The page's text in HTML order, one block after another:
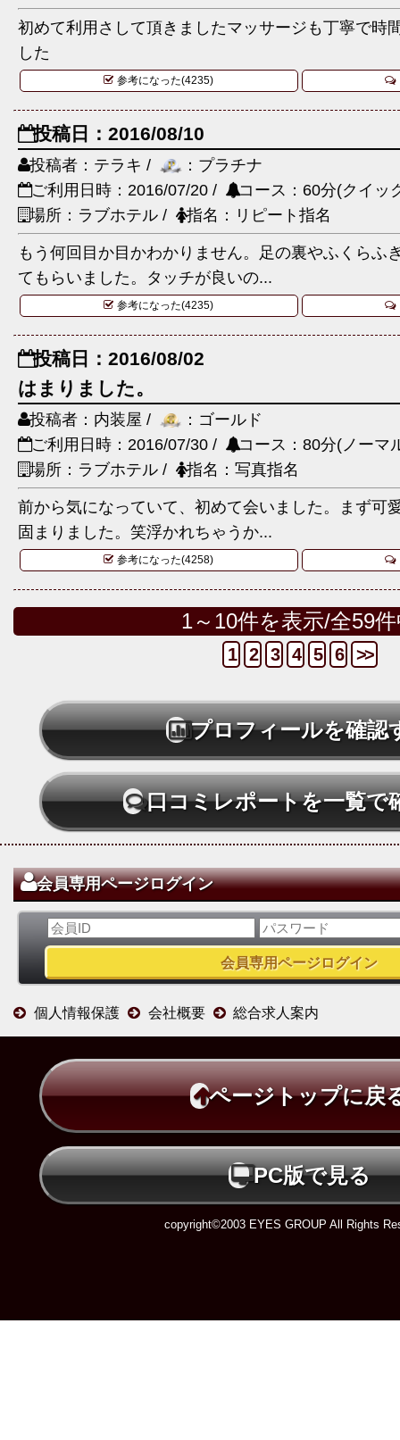
初めて利用さして頂きましたマッサージも丁寧で時
した
参考になった(4235)
投稿日：2016/08/10
投稿者：テラキ /
：プラチナ
ご利用日時：2016/07/20 /
コース：60分(クイ
場所：ラブホテル /
指名：リピート指名
もう何回目か目かわかりません。足の裏やふくらふ
てもらいました。タッチが良いの...
参考になった(4235)
投稿日：2016/08/02
はまりました。
投稿者：内装屋 /
：ゴールド
ご利用日時：2016/07/30 /
コース：80分(ノー
場所：ラブホテル /
指名：写真指名
前から気になっていて、初めて会いました。まず可
固まりました。笑浮かれちゃうか...
参考になった(4258)
1～10件を表示/全59
1 2 3 4 5 6 >>
プロフィールを確認
口コミレポートを一覧で
会員専用ページログイン
個人情報保護 会社概要 総合求人案内
ページトップに戻
PC版で見る
copyright©2003 EYES GROUP All Rights